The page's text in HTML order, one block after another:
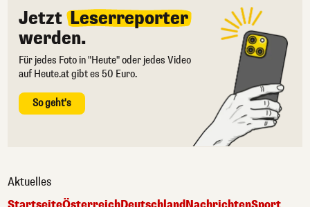
Jetzt Leserreporter
werden.
Für jedes Foto in "Heute" oder jedes Video
auf Heute.at gibt es 50 Euro.
So geht's
Aktuelles